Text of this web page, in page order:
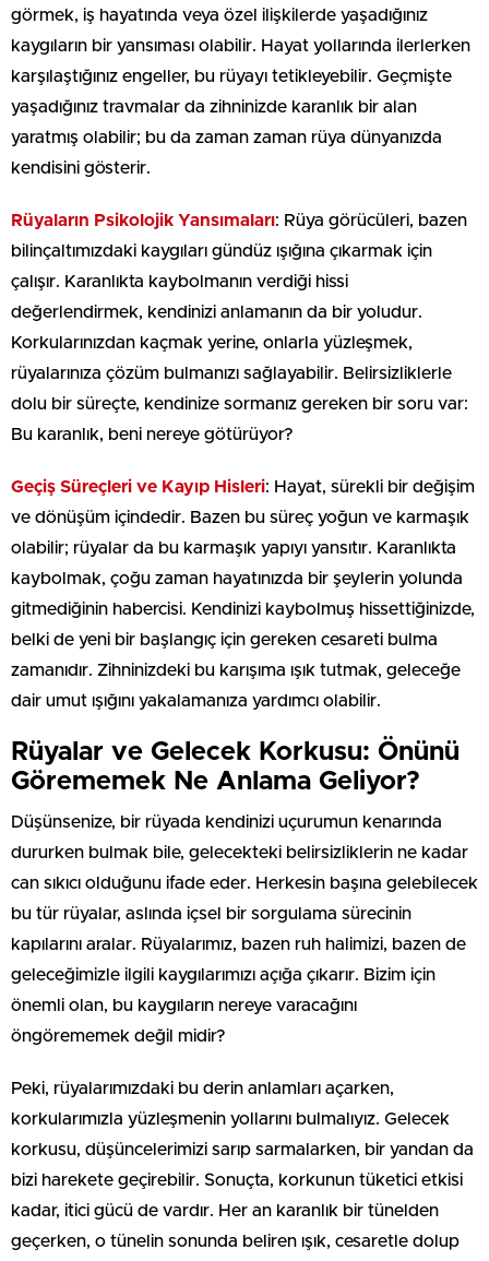
görmek, iş hayatında veya özel ilişkilerde yaşadığınız
kaygıların bir yansıması olabilir. Hayat yollarında ilerlerken
karşılaştığınız engeller, bu rüyayı tetikleyebilir. Geçmişte
yaşadığınız travmalar da zihninizde karanlık bir alan
yaratmış olabilir; bu da zaman zaman rüya dünyanızda
kendisini gösterir.
Rüyaların Psikolojik Yansımaları: Rüya görücüleri, bazen
bilinçaltımızdaki kaygıları gündüz ışığına çıkarmak için
çalışır. Karanlıkta kaybolmanın verdiği hissi
değerlendirmek, kendinizi anlamanın da bir yoludur.
Korkularınızdan kaçmak yerine, onlarla yüzleşmek,
rüyalarınıza çözüm bulmanızı sağlayabilir. Belirsizliklerle
dolu bir süreçte, kendinize sormanız gereken bir soru var:
Bu karanlık, beni nereye götürüyor?
Geçiş Süreçleri ve Kayıp Hisleri: Hayat, sürekli bir değişim
ve dönüşüm içindedir. Bazen bu süreç yoğun ve karmaşık
olabilir; rüyalar da bu karmaşık yapıyı yansıtır. Karanlıkta
kaybolmak, çoğu zaman hayatınızda bir şeylerin yolunda
gitmediğinin habercisi. Kendinizi kaybolmuş hissettiğinizde,
belki de yeni bir başlangıç için gereken cesareti bulma
zamanıdır. Zihninizdeki bu karışıma ışık tutmak, geleceğe
dair umut ışığını yakalamanıza yardımcı olabilir.
Rüyalar ve Gelecek Korkusu: Önünü
Görememek Ne Anlama Geliyor?
Düşünsenize, bir rüyada kendinizi uçurumun kenarında
dururken bulmak bile, gelecekteki belirsizliklerin ne kadar
can sıkıcı olduğunu ifade eder. Herkesin başına gelebilecek
bu tür rüyalar, aslında içsel bir sorgulama sürecinin
kapılarını aralar. Rüyalarımız, bazen ruh halimizi, bazen de
geleceğimizle ilgili kaygılarımızı açığa çıkarır. Bizim için
önemli olan, bu kaygıların nereye varacağını
öngörememek değil midir?
Peki, rüyalarımızdaki bu derin anlamları açarken,
korkularımızla yüzleşmenin yollarını bulmalıyız. Gelecek
korkusu, düşüncelerimizi sarıp sarmalarken, bir yandan da
bizi harekete geçirebilir. Sonuçta, korkunun tüketici etkisi
kadar, itici gücü de vardır. Her an karanlık bir tünelden
geçerken, o tünelin sonunda beliren ışık, cesaretle dolup